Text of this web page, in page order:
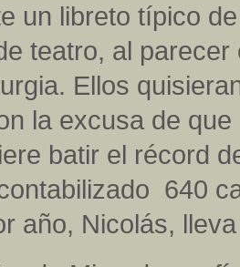
un libreto típico
teatro, al
Ellos
la excusa de
batir el récord
640
año, Nicolás,